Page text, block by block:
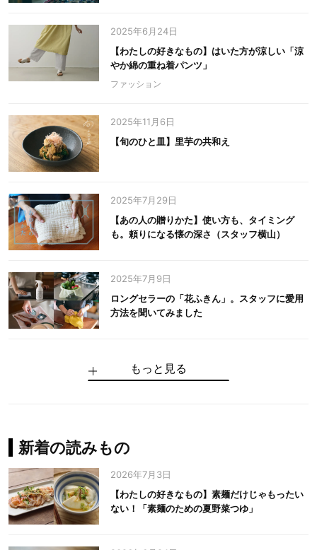
2025年6月24日
【わたしの好きなもの】はいた方が涼しい「涼
やか綿の重ね着パンツ」
ファッション
2025年11月6日
【旬のひと皿】里芋の共和え
2025年7月29日
【あの人の贈りかた】使い方も、タイミング
も。頼りになる懐の深さ（スタッフ横山）
2025年7月9日
ロングセラーの「花ふきん」。スタッフに愛用
方法を聞いてみました
手仕事だからできる“いいもの”を作り続ける。
麻の老舗が届けたい、麻の魅力をのせた衣「中
中川政七商店の謎を解く、6つの問いと1つの答
100年先の日本に工芸があるように。中川政七
中川政七商店スタッフが綴る「今日も、土鍋ま
【わたしの好きなもの】素麺だけじゃもったい
もっと見る
新着の読みもの
2026年7月3日
【わたしの好きなもの】素麺だけじゃもったい
ない！「素麺のための夏野菜つゆ」